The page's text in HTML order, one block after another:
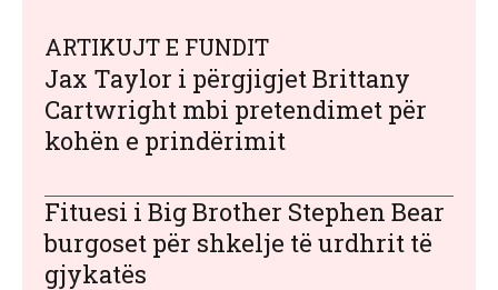
ARTIKUJT E FUNDIT
Jax Taylor i përgjigjet Brittany
Cartwright mbi pretendimet për
kohën e prindërimit
Fituesi i Big Brother Stephen Bear
burgoset për shkelje të urdhrit të
gjykatës